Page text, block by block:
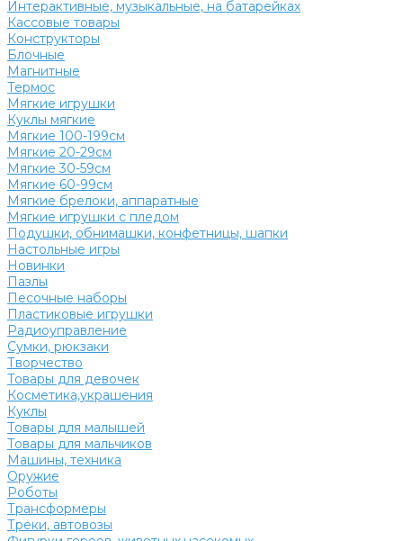
Интерактивные, музыкальные, на батарейках
Кассовые товары
Конструкторы
Блочные
Магнитные
Термос
Мягкие игрушки
Куклы мягкие
Мягкие 100-199см
Мягкие 20-29см
Мягкие 30-59см
Мягкие 60-99см
Мягкие брелоки, аппаратные
Мягкие игрушки с пледом
Подушки, обнимашки, конфетницы, шапки
Настольные игры
Новинки
Пазлы
Песочные наборы
Пластиковые игрушки
Радиоуправление
Сумки, рюкзаки
Творчество
Товары для девочек
Косметика,украшения
Куклы
Товары для малышей
Товары для мальчиков
Машины, техника
Оружие
Роботы
Трансформеры
Треки, автовозы